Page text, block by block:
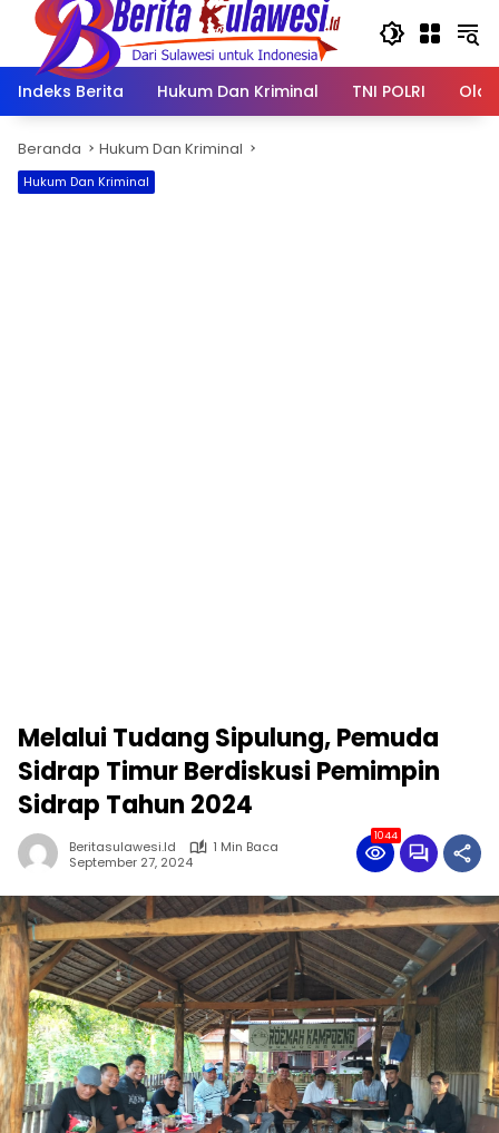
Langsung
konten
Indeks Berita
Hukum Dan Kriminal TNI POLRI
Beranda Hukum Dan Kriminal
Hukum Dan Kriminal
Melalui Tudang Sipulung, Pemuda
Sidrap Timur Berdiskusi Pemimpin
Sidrap Tahun 2024
Beritasulawesi.id
1 Min Baca
September 27, 2024
1044